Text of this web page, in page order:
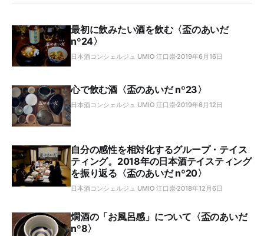
最初に飲みたい酒を飲む〈盃のあいだ
nº24〉
日本酒コンシェルジュ UMIO 江口崇 2019年6月16日
心で飲む酒〈盃のあいだ nº23〉
日本酒コンシェルジュ UMIO 江口崇 2019年6月12日
自分の感性を相対化するグループ・テイス
ティング。2018年の日本酒テイスティング
を振り返る〈盃のあいだ nº20〉
日本酒コンシェルジュ UMIO 江口崇 2018年12月6日
燗酒の「お風呂感」について〈盃のあいだ
nº8〉